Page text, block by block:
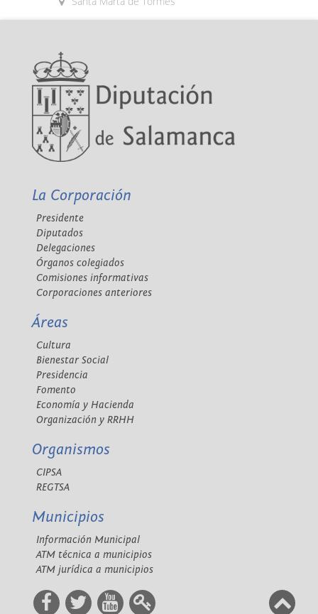
La Corporación
Presidente
Diputados
Delegaciones
Órganos colegiados
Comisiones informativas
Corporaciones anteriores
Áreas
Cultura
Bienestar Social
Presidencia
Fomento
Economía y Hacienda
Organización y RRHH
Organismos
CIPSA
REGTSA
Municipios
Información Municipal
ATM técnica a municipios
ATM jurídica a municipios